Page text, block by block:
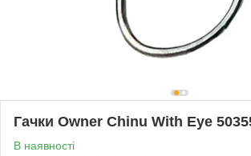
Гачки Owner Chinu With Eye
В наявності